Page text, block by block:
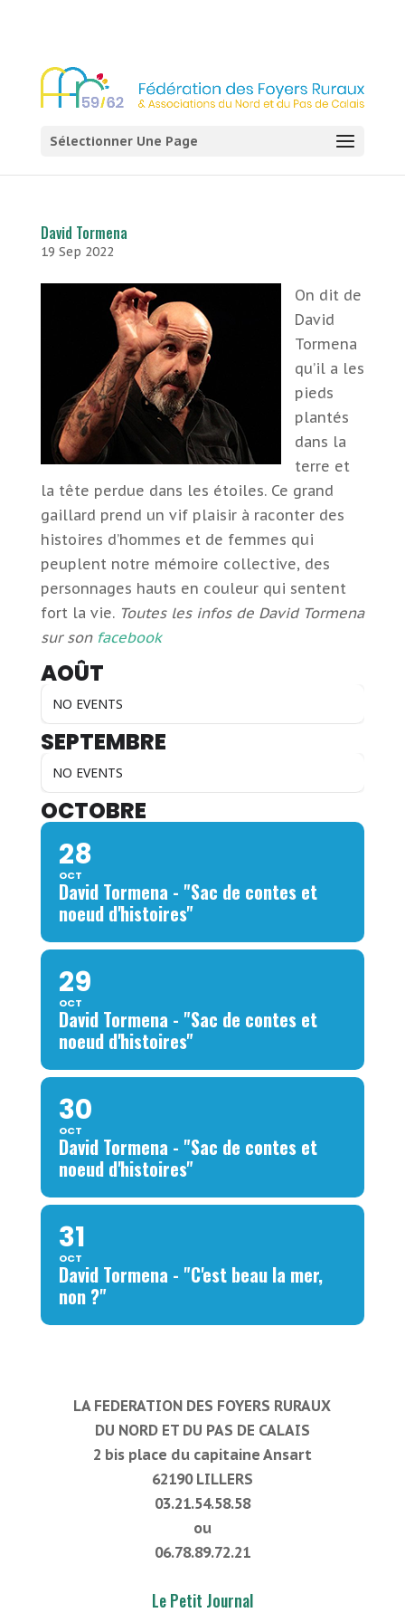
Sélectionner Une Page
David Tormena
19 Sep 2022
On dit de
David
Tormena
qu’il a les
pieds
plantés
dans la
terre et
la tête perdue dans les étoiles. Ce grand
gaillard prend un vif plaisir à raconter des
histoires d’hommes et de femmes qui
peuplent notre mémoire collective, des
personnages hauts en couleur qui sentent
fort la vie. Toutes les infos de David Tormena
sur son facebook
AOÛT
NO EVENTS
SEPTEMBRE
NO EVENTS
OCTOBRE
28
OCT
David Tormena - "Sac de contes et
noeud d'histoires"
29
OCT
David Tormena - "Sac de contes et
noeud d'histoires"
30
OCT
David Tormena - "Sac de contes et
noeud d'histoires"
31
OCT
David Tormena - "C'est beau la mer,
non ?"
LA FEDERATION DES FOYERS RURAUX
DU NORD ET DU PAS DE CALAIS
2 bis place du capitaine Ansart
62190 LILLERS
03.21.54.58.58
ou
06.78.89.72.21
Le Petit Journal